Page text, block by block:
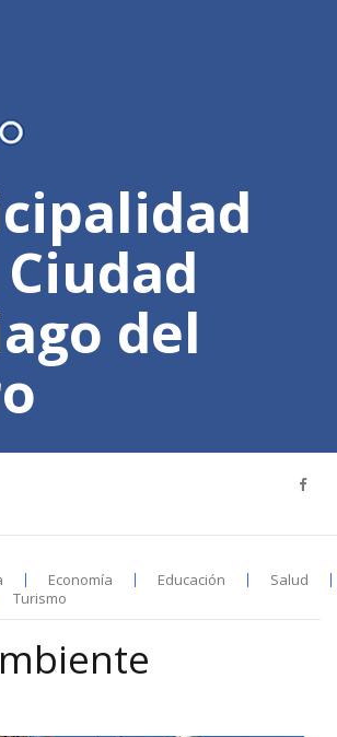
del
Economía Educación
Salud
Turismo